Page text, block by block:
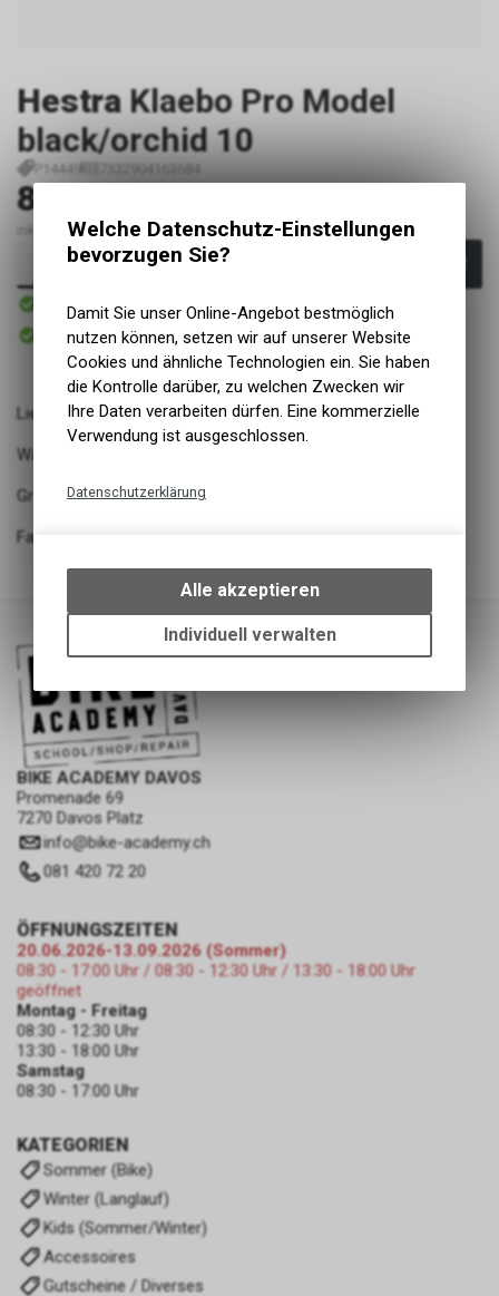
Hestra Klaebo Pro Model
black/orchid 10
P14449 7332904163684
89.00
inkl. MwSt., zzgl. Versandkosten
In den Warenkorb
Versand
Sofort abholbar
Abholung BIKE ACADEMY DAVOS
Lieferant: DAC Sport
Warengruppe: LL - Bekleidung
Grösse/Länge: 11
Farbe: black/orchid
BIKE ACADEMY DAVOS
Promenade 69
7270 Davos Platz
info@bike-academy.ch
081 420 72 20
KATEGORIEN
Sommer (Bike)
Winter (Langlauf)
Kids (Sommer/Winter)
Accessoires
Gutscheine / Diverses
ÖFFNUNGSZEITEN
20.06.2026-13.09.2026 (Sommer)
08:30 - 17:00 Uhr / 08:30 - 12:30 Uhr / 13:30 - 18:00 Uhr
geöffnet
Montag - Freitag
08:30 - 12:30 Uhr
13:30 - 18:00 Uhr
Samstag
08:30 - 17:00 Uhr
Welche Datenschutz-Einstellungen
bevorzugen Sie?
Damit Sie unser Online-Angebot bestmöglich
nutzen können, setzen wir auf unserer Website
Cookies und ähnliche Technologien ein. Sie haben
die Kontrolle darüber, zu welchen Zwecken wir
Ihre Daten verarbeiten dürfen. Eine kommerzielle
Verwendung ist ausgeschlossen.
Datenschutzerklärung
bestimmte Interaktionen und
Einstellungen auf Ihrem Gerät,
um die grundlegenden
Funktionen unseres Online-
des Warenkorbs, zu
ermöglichen. Bitte beachten Sie,
dass die gespeicherten Daten
keinerlei Rückschlüsse auf Ihre
Alle akzeptieren
Individuell verwalten